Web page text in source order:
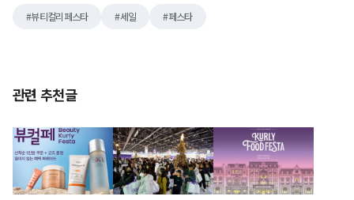
뷰티컬리페스타 세일 페스타
관련 추천글